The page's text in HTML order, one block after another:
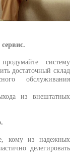
систему
достаточный склад
обслуживания
из внештатных
кому из надежных
делегировать